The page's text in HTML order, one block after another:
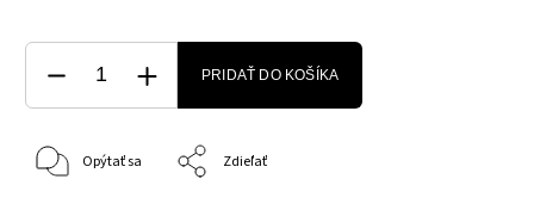
PRIDAŤ DO KOŠÍKA
Opýtať sa Zdieľať